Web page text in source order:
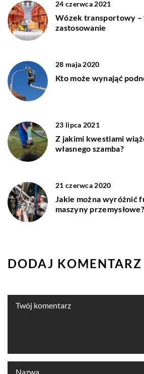
24 czerwca 2021
Wózek transportowy –
zastosowanie
28 maja 2020
Kto może wynająć
23 lipca 2021
Z jakimi kwestiami
własnego szamba?
21 czerwca 2020
Jakie można wyróżnić
maszyny przemysłowe?
DODAJ KOMENTARZ